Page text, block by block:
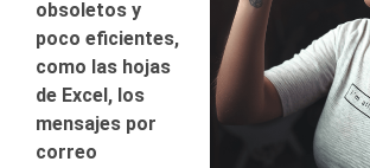
obsoletos y
poco eficientes,
como las hojas
de Excel, los
mensajes por
correo